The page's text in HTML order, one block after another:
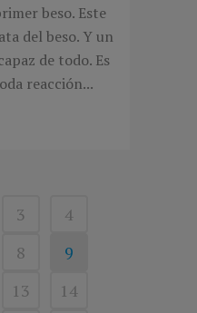
beso. Este
del beso. Y un
de todo. Es
reacción...
3
4
8
9
13
14